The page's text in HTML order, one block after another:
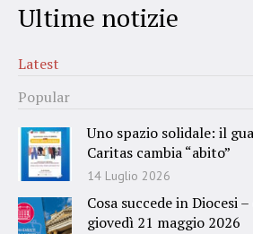
Ultime notizie
Latest
Popular
Uno spazio solidale: il
Caritas cambia “abito”
14 Luglio 2026
Cosa succede in Diocesi
giovedì 21 maggio 2026